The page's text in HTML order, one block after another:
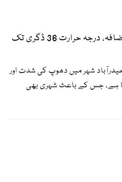
بھارت: گرمی میں اچانک اضافہ، درجہ حرارت 36 ڈگری تک
شہر میں دھوپ کی شدت اور
ہے، جس کے باعث شہری بھی